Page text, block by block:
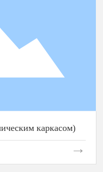
каркасом)
каркасом)